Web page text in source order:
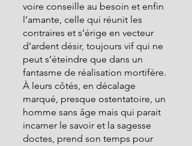
voire conseille au besoin et enfin
l’amante, celle qui réunit les
contraires et s’érige en vecteur
d’ardent désir, toujours vif qui ne
peut s’éteindre que dans un
fantasme de réalisation mortifère.
À leurs côtés, en décalage
marqué, presque ostentatoire, un
homme sans âge mais qui parait
incarner le savoir et la sagesse
doctes, prend son temps pour